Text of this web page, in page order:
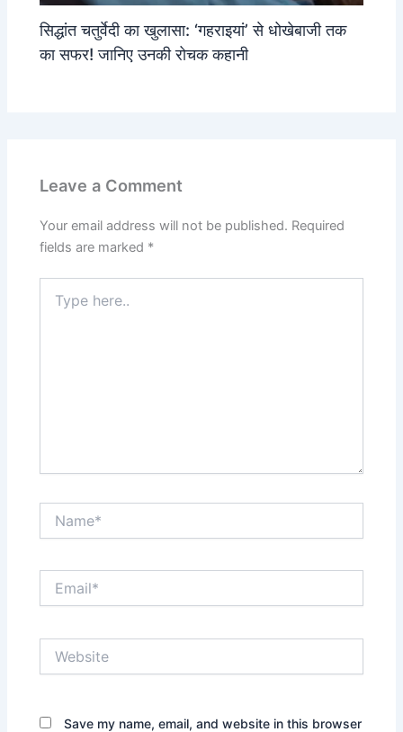
सिद्धांत चतुर्वेदी का खुलासा: ‘गहराइयां’ से धोखेबाजी तक
का सफर! जानिए उनकी रोचक कहानी
Leave a Comment
Your email address will not be published. Required
fields are marked *
here..
Save my name, email, and website in this browser